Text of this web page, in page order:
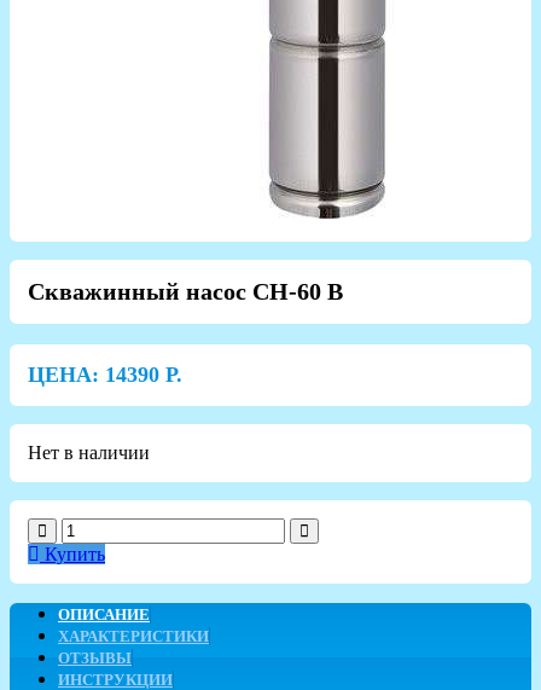
Скважинный насос СН-60 В
ЦЕНА: 14390 Р.
Нет в наличии
Купить
ОПИСАНИЕ
ХАРАКТЕРИСТИКИ
ОТЗЫВЫ
ИНСТРУКЦИИ